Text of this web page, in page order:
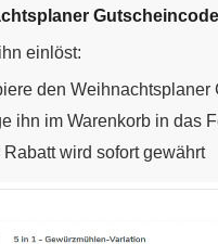
Gutscheincode
einlöst:
den Weihnachtsplaner
ihn im Warenkorb in das
Rabatt wird sofort gewährt